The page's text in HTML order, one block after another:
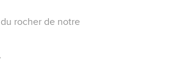
rocher de notre